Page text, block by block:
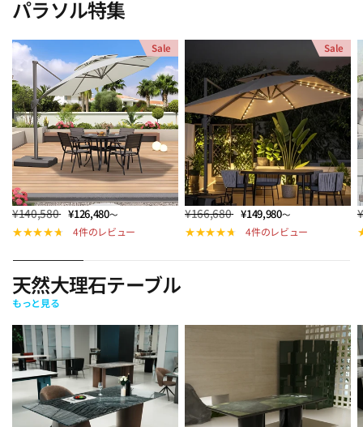
パラソル特集
Sale
¥140,580 ¥126,480～
4件のレビュー
Sale
¥166,680 ¥149,980～
4件のレビュー
天然大理石テーブル
もっと見る